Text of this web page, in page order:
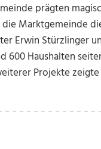
prägten
Marktgemeinde
Erwin Stürzlinger
600 Haushalten
Projekte